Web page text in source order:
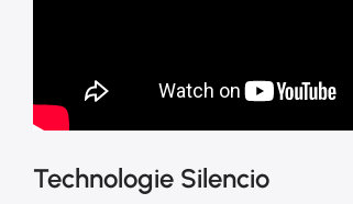
Technologie Silencio